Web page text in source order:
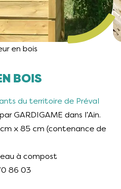
en bois
BOIS
du territoire de Préval
GARDIGAME dans l’Ain.
x 85 cm (contenance de
à compost
86 03